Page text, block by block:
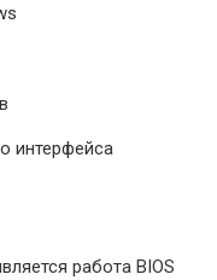
интерфейса
работа BIOS